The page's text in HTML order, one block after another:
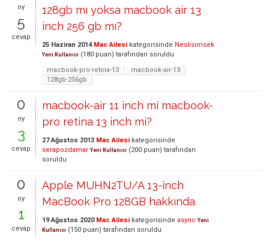
oy
5
cevap
128gb mı yoksa macbook air 13
inch 256 gb mı?
25 Haziran 2014 Mac Ailesi kategorisinde Neslisimsek
Yeni Kullanıcı (180 puan) tarafından soruldu
macbook-pro-retina-13
macbook-air-13
128gb-256gb
0
oy
3
cevap
macbook-air 11 inch mi macbook-
pro retina 13 inch mi?
27 Ağustos 2013 Mac Ailesi kategorisinde
serapozdamar Yeni Kullanıcı (200 puan) tarafından
soruldu
0
oy
1
cevap
Apple MUHN2TU/A 13-inch
MacBook Pro 128GB hakkında
19 Ağustos 2020 Mac Ailesi kategorisinde async Yeni
Kullanıcı (150 puan) tarafından soruldu